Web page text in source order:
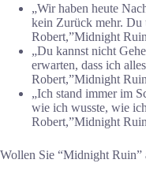
„Wir haben heute
kein Zurück mehr.
Robert,”Midnight
„Du kannst nicht
erwarten, dass ich
Robert,”Midnight
„Ich stand immer im
wie ich wusste, wie
Robert,”Midnight
Wollen Sie “Midnight Ruin”